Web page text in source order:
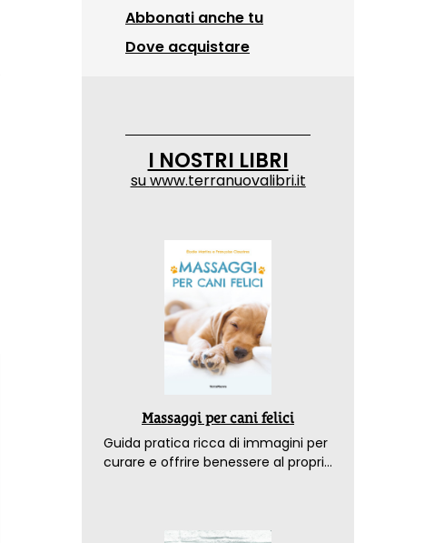
Abbonati anche tu
Dove acquistare
I NOSTRI LIBRI
suwww.terranuovalibri.it
Massaggi per cani felici
Guida pratica ricca di immagini per
curare e offrire benessere al proprio